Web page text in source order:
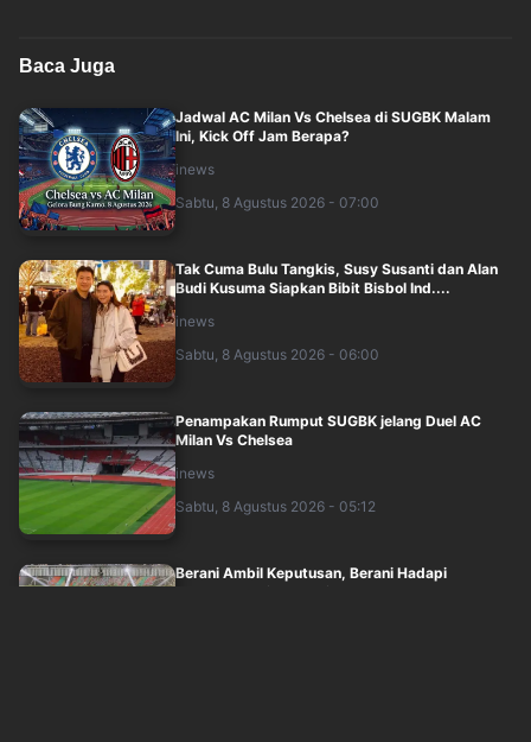
Baca Juga
Jadwal AC Milan Vs Chelsea di SUGBK Malam
Ini, Kick Off Jam Berapa?
inews
Sabtu, 8 Agustus 2026 - 07:00
Tak Cuma Bulu Tangkis, Susy Susanti dan Alan
Budi Kusuma Siapkan Bibit Bisbol Ind....
inews
Sabtu, 8 Agustus 2026 - 06:00
Penampakan Rumput SUGBK jelang Duel AC
Milan Vs Chelsea
inews
Sabtu, 8 Agustus 2026 - 05:12
Berani Ambil Keputusan, Berani Hadapi
Tantangan: Piala Presiden 2026 Berbuah